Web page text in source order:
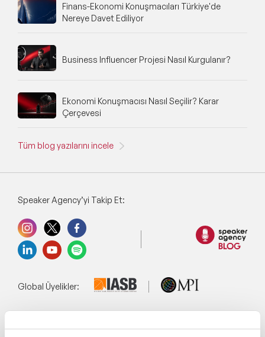
Finans-Ekonomi Konuşmacıları Türkiye'de
Nereye Davet Ediliyor
Business Influencer Projesi Nasıl Kurgulanır?
Ekonomi Konuşmacısı Nasıl Seçilir? Karar
Çerçevesi
Tüm blog yazılarını incele
Speaker Agency’yi Takip Et:
Global Üyelikler: